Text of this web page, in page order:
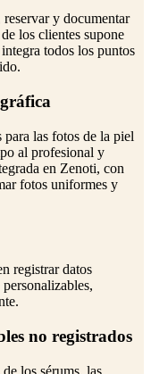
y documentar
los clientes supone
todos los puntos
para las fotos de la piel
al profesional y
en Zenoti, con
fotos uniformes y
registrar datos
no registrados
los sérums, las